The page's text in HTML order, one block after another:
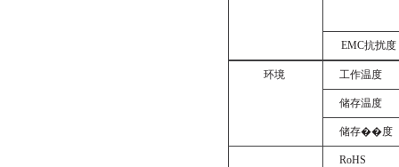
EMC抗扰度
环境 工作温度
储存温度
储存��度
RoHS